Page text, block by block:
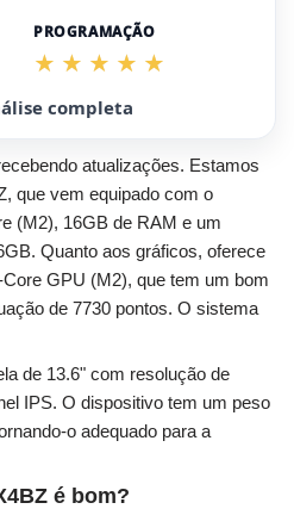
PROGRAMAÇÃO
completa
atualizações. Estamos
que vem equipado com o
(M2), 16GB de RAM e um
Quanto aos gráficos, oferece
GPU (M2), que tem um bom
de 7730 pontos. O sistema
de 13.6" com resolução de
IPS. O dispositivo tem um peso
o adequado para a
é bom?